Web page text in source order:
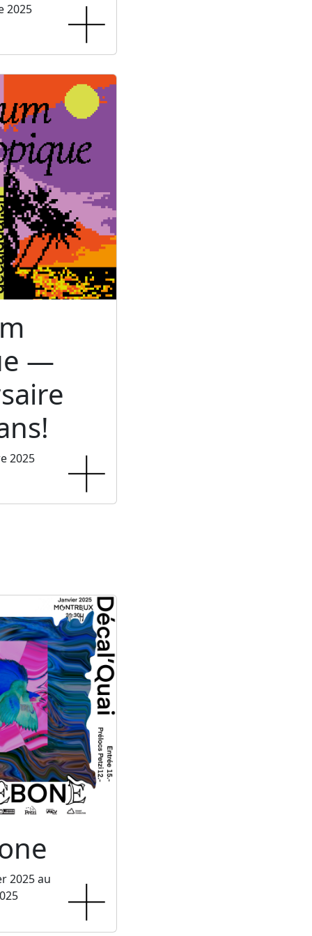
2025
—
2025
2025 au